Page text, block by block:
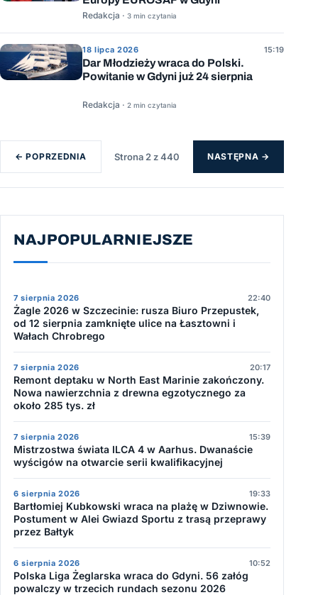
Redakcja · 3 min czytania
18 lipca 2026 15:19
Dar Młodzieży wraca do Polski.
Powitanie w Gdyni już 24 sierpnia
Redakcja · 2 min czytania
← POPRZEDNIA Strona 2 z 440 NASTĘPNA →
NAJPOPULARNIEJSZE
7 sierpnia 2026 22:40
Żagle 2026 w Szczecinie: rusza Biuro Przepustek,
od 12 sierpnia zamknięte ulice na Łasztowni i
Wałach Chrobrego
7 sierpnia 2026 20:17
Remont deptaku w North East Marinie zakończony.
Nowa nawierzchnia z drewna egzotycznego za
około 285 tys. zł
7 sierpnia 2026 15:39
Mistrzostwa świata ILCA 4 w Aarhus. Dwanaście
wyścigów na otwarcie serii kwalifikacyjnej
6 sierpnia 2026 19:33
Bartłomiej Kubkowski wraca na plażę w Dziwnowie.
Postument w Alei Gwiazd Sportu z trasą przeprawy
przez Bałtyk
6 sierpnia 2026 10:52
Polska Liga Żeglarska wraca do Gdyni. 56 załóg
powalczy w trzecich rundach sezonu 2026